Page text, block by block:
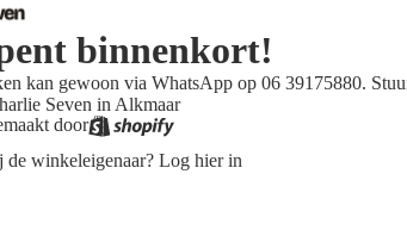
binnenkort!
kan gewoon via WhatsApp op 06 39175880.
Seven in Alkmaar
door
de winkeleigenaar? Log hier in